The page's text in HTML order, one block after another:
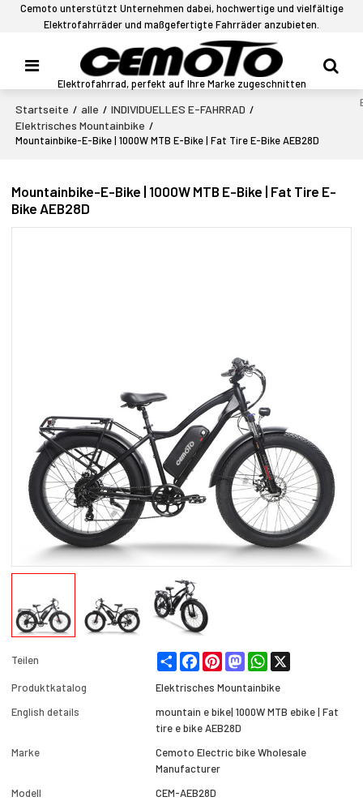
Cemoto unterstützt Unternehmen dabei, hochwertige und vielfältige
Elektrofahrräder und maßgefertigte Fahrräder anzubieten.
Elektrofahrrad, perfekt auf Ihre Marke zugeschnitten
Startseite / alle / INDIVIDUELLES E-FAHRRAD /
Elektrisches Mountainbike /
Mountainbike-E-Bike | 1000W MTB E-Bike | Fat Tire E-Bike AEB28D
Mountainbike-E-Bike | 1000W MTB E-Bike | Fat Tire E-
Bike AEB28D
Teilen Share FacebookPinterestMastodonWhatsApp
Produktkatalog
Elektrisches Mountainbike
English details
mountain e bike| 1000W MTB ebike | Fat
tire e bike AEB28D
Marke
Cemoto Electric bike Wholesale
Manufacturer
Modell
CEM-AEB28D